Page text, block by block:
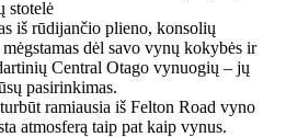
stotelė
iš rūdijančio plieno, konsolių
dėl savo vynų kokybės ir
Central Otago vynuogių – jų
pasirinkimas.
ramiausia iš Felton Road vyno
atmosferą taip pat kaip vynus.